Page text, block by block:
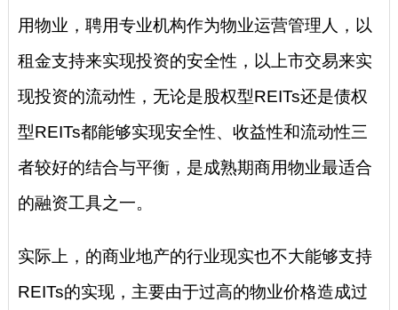
用物业，聘用专业机构作为物业运营管理人，以
租金支持来实现投资的安全性，以上市交易来实
现投资的流动性，无论是股权型REITs还是债权
型REITs都能够实现安全性、收益性和流动性三
者较好的结合与平衡，是成熟期商用物业最适合
的融资工具之一。
实际上，的商业地产的行业现实也不大能够支持
REITs的实现，主要由于过高的物业价格造成过